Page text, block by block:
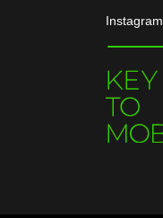
Instagram